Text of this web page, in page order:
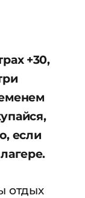
+30,
если
отдых